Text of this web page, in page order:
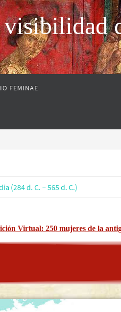
FEMINAE
(284 d. C. – 565 d. C.)
Virtual: 250 mujeres de la